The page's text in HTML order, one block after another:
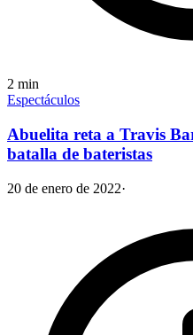
2 min
Espectáculos
Abuelita reta a Travis
batalla de bateristas
20 de enero de 2022·